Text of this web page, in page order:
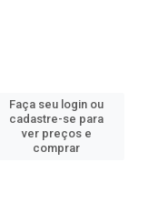
Faça seu login ou
cadastre-se para
ver preços e
comprar